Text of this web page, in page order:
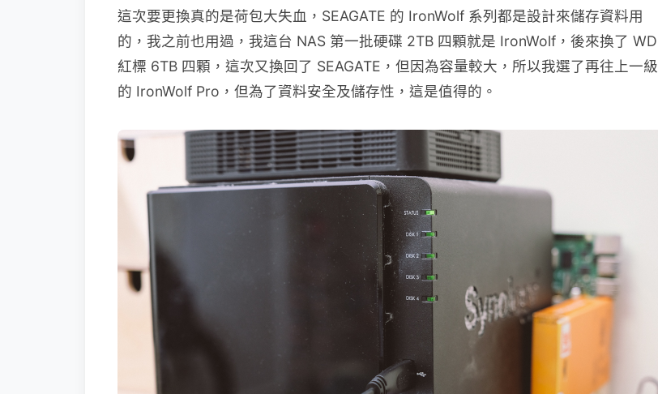
這次要更換真的是荷包大失血，SEAGATE 的 IronWolf 系列都是設計來儲存資料用
的，我之前也用過，我這台 NAS 第一批硬碟 2TB 四顆就是 IronWolf，後來換了 WD
紅標 6TB 四顆，這次又換回了 SEAGATE，但因為容量較大，所以我選了再往上一級
的 IronWolf Pro，但為了資料安全及儲存性，這是值得的。